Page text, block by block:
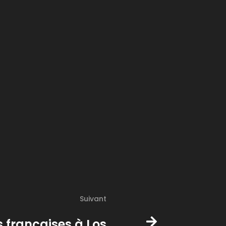
Suivant